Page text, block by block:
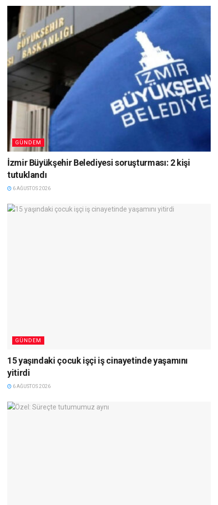
GÜNDEM
İzmir Büyükşehir Belediyesi soruşturması: 2 kişi
tutuklandı
6 AĞUSTOS 2026
GÜNDEM
15 yaşındaki çocuk işçi iş cinayetinde yaşamını
yitirdi
6 AĞUSTOS 2026